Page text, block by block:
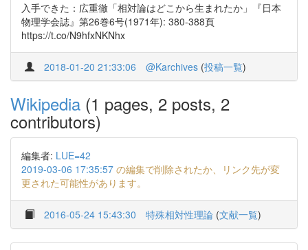
入手できた：広重徹「相対論はどこから生まれたか」『日本
物理学会誌』第26巻6号(1971年): 380-388頁
https://t.co/N9hfxNKNhx
2018-01-20 21:33:06 @Karchives (投稿一覧)
Wikipedia (1 pages, 2 posts, 2
contributors)
編集者: LUE=42
2019-03-06 17:35:57 の編集で削除されたか、リンク先が変
更された可能性があります。
2016-05-24 15:43:30 特殊相対性理論 (文献一覧)